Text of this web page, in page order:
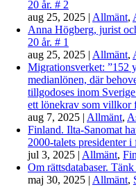
20 år. # 2
aug 25, 2025 | Allmänt,
Anna Högberg, jurist
20 år. # 1
aug 25, 2025 | Allmänt,
Migrationsverket: ”152
medianlönen, där
tillgodoses inom
ett lönekrav som villkor
aug 7, 2025 | Allmänt,
Finland. Ilta-Sanomat
2000-talets presidenter
jul 3, 2025 | Allmänt,
Om rättsdatabaser.
maj 30, 2025 | Allmänt,